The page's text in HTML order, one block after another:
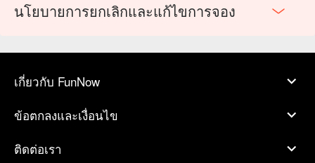
นโยบายการยกเลิกและแก้ไขการจอง
เกี่ยวกับ FunNow
ข้อตกลงและเงื่อนไข
ติดต่อเรา